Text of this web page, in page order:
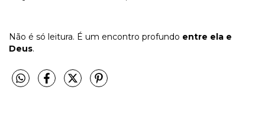
Não é só leitura. É um encontro profundo entre ela e
Deus.